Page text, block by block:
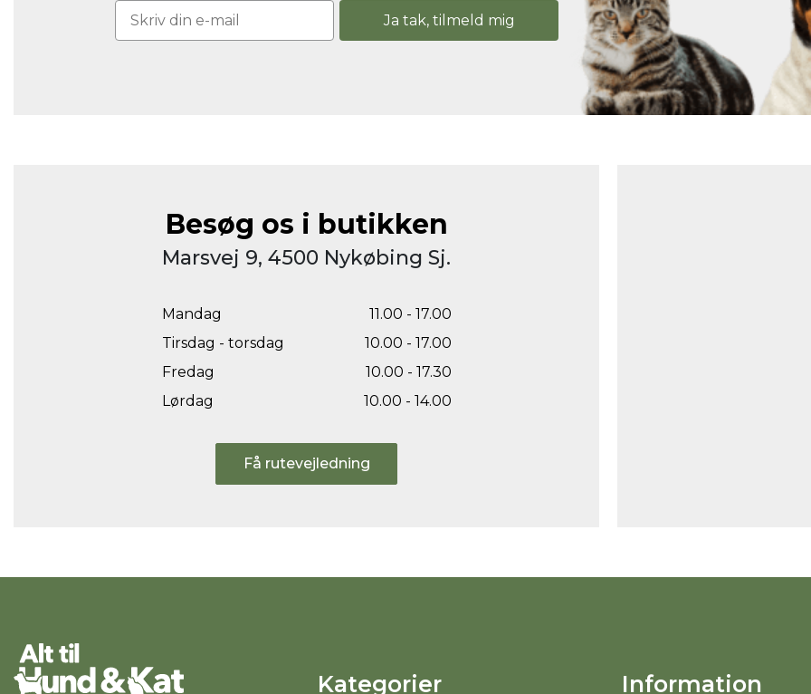
Ja tak, tilmeld mig
Besøg os i butikken
Marsvej 9, 4500 Nykøbing Sj.
Mandag
11.00 - 17.00
Tirsdag - torsdag
10.00 - 17.00
Fredag
10.00 - 17.30
Lørdag
10.00 - 14.00
Få rutevejledning
Kategorier Information